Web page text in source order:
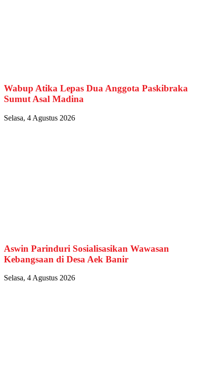
Wabup Atika Lepas Dua Anggota Paskibraka
Sumut Asal Madina
Selasa, 4 Agustus 2026
Aswin Parinduri Sosialisasikan Wawasan
Kebangsaan di Desa Aek Banir
Selasa, 4 Agustus 2026